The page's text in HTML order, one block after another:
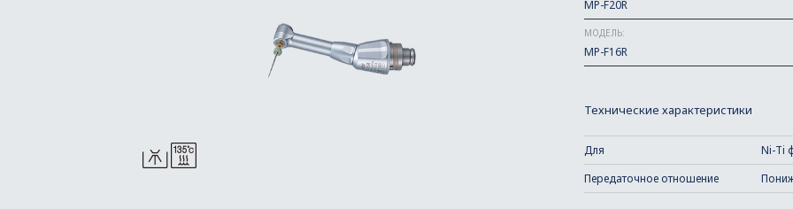
MP-F20R
МОДЕЛЬ:
MP-F16R
Технические характеристики
Для
Ni-Ti
Передаточное отношение